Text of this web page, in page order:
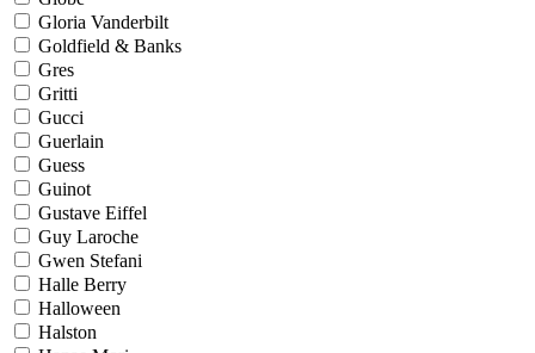
Gloria Vanderbilt
Goldfield & Banks
Gres
Gritti
Gucci
Guerlain
Guess
Guinot
Gustave Eiffel
Guy Laroche
Gwen Stefani
Halle Berry
Halloween
Halston